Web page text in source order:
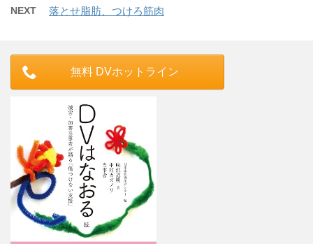
NEXT 落とせ脂肪、つけろ筋肉
無料 DVホットライン